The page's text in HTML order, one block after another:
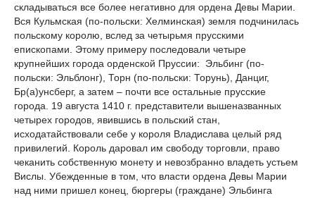
складываться все более негативно для ордена Девы Марии.
Вся Кульмская (по-польски: Хелминская) земля подчинилась
польскому королю, вслед за четырьмя прусскими
епископами. Этому примеру последовали четыре
крупнейших города орденской Пруссии: Эльбинг (по-
польски: Эльблонг), Торн (по-польски: Торунь), Данциг,
Бр(а)унсберг, а затем – почти все остальные прусские
города. 19 августа 1410 г. представители вышеназванных
четырех городов, явившись в польский стан,
исходатайствовали себе у короля Владислава целый ряд
привилегий. Король даровал им свободу торговли, право
чеканить собственную монету и невозбранно владеть устьем
Вислы. Убежденные в том, что власти ордена Девы Марии
над ними пришел конец, бюргеры (граждане) Эльбинга